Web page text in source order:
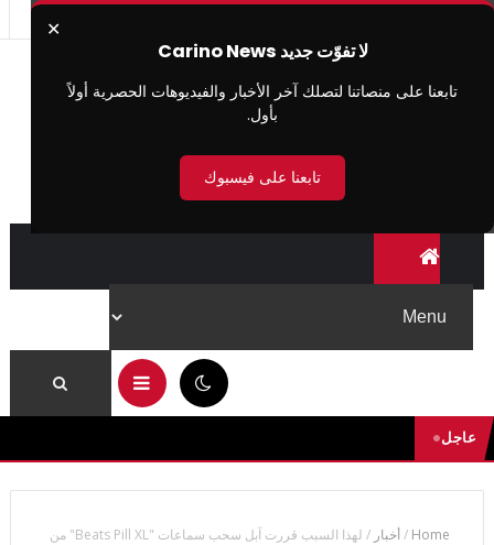
✕
لا تفوّت جديد Carino News
تابعنا على منصاتنا لتصلك آخر الأخبار والفيديوهات الحصرية أولاً
بأول.
تابعنا على فيسبوك
عاجل
Home
/أخبار /
لهذا السبب قررت آبل سحب سماعات "Beats Pill XL" من